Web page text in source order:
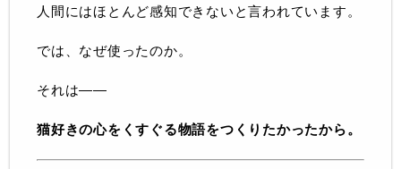
人間にはほとんど感知できないと言われています。
では、なぜ使ったのか。
それは——
猫好きの心をくすぐる物語をつくりたかったから。